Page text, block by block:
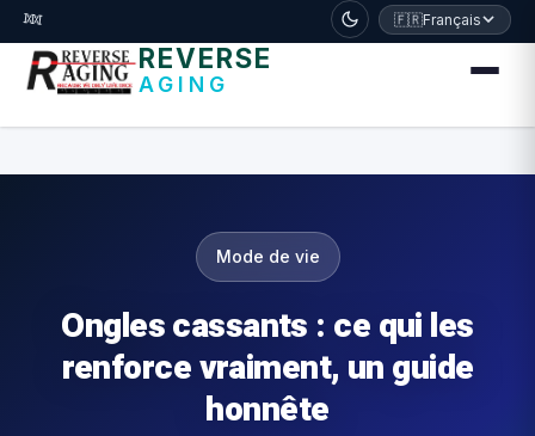
דלג לתוכן הראשי
🧬 🇫🇷Français
REVERSE
AGING
Mode de vie
Ongles cassants : ce qui les
renforce vraiment, un guide
honnête